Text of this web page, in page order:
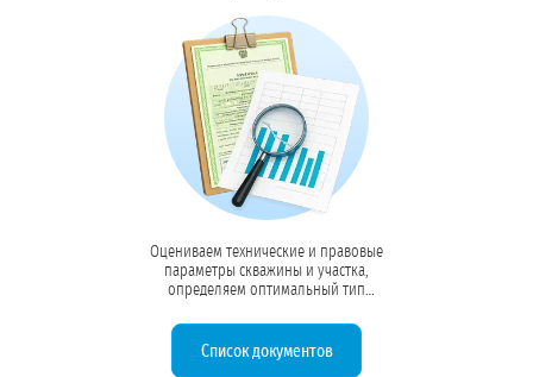
Оцениваем технические и правовые
параметры скважины и участка,
определяем оптимальный тип
полный пакет документов и
сопровождаем взаимодействие с
Минприроды и надзорными органами
Список документов